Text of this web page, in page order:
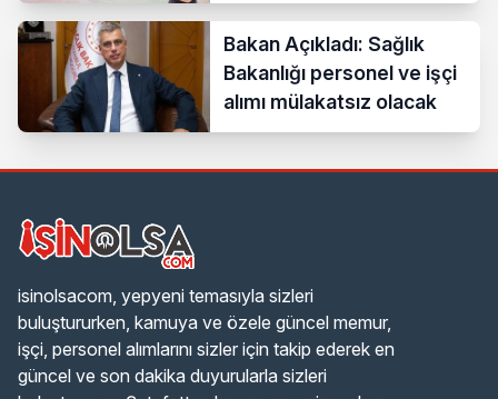
Bakan Açıkladı: Sağlık
Bakanlığı personel ve işçi
alımı mülakatsız olacak
isinolsacom, yepyeni temasıyla sizleri
buluştururken, kamuya ve özele güncel memur,
işçi, personel alımlarını sizler için takip ederek en
güncel ve son dakika duyurularla sizleri